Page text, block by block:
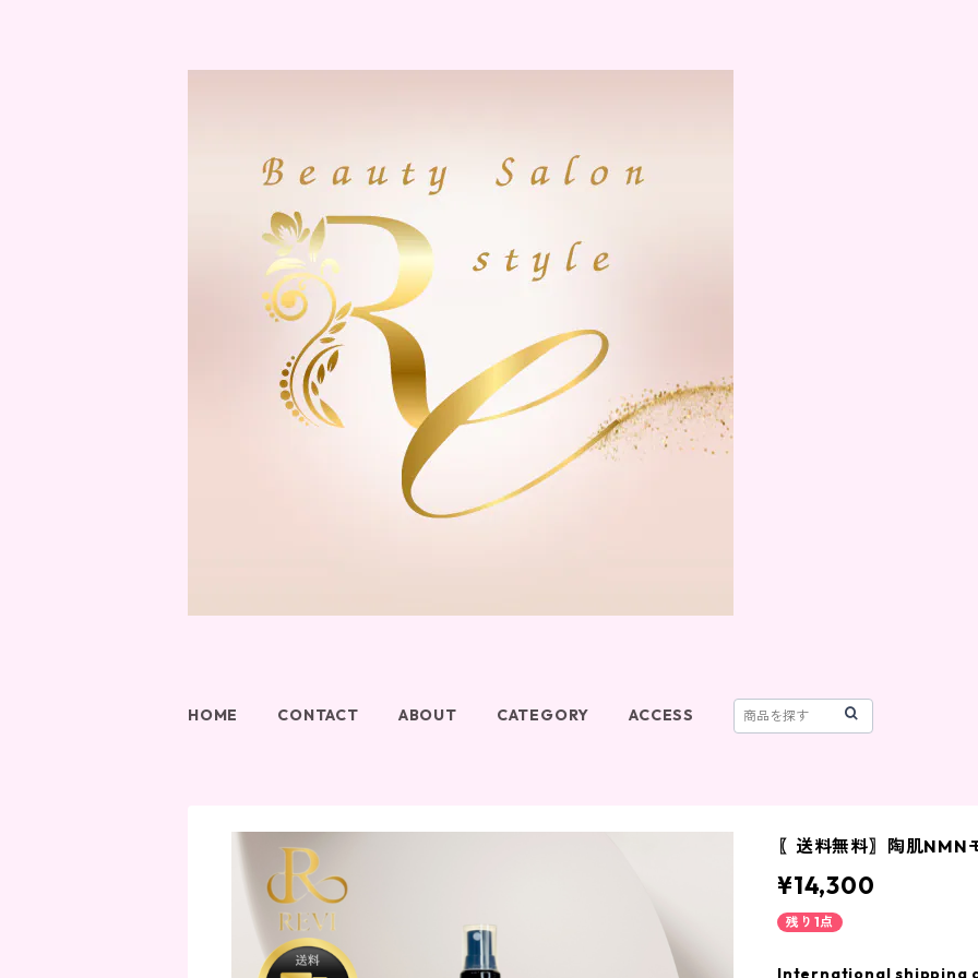
HOME CONTACT ABOUT CATEGORY ACCESS
〖送料無料〗陶肌NMN
¥14,300
残り1点
International shipping